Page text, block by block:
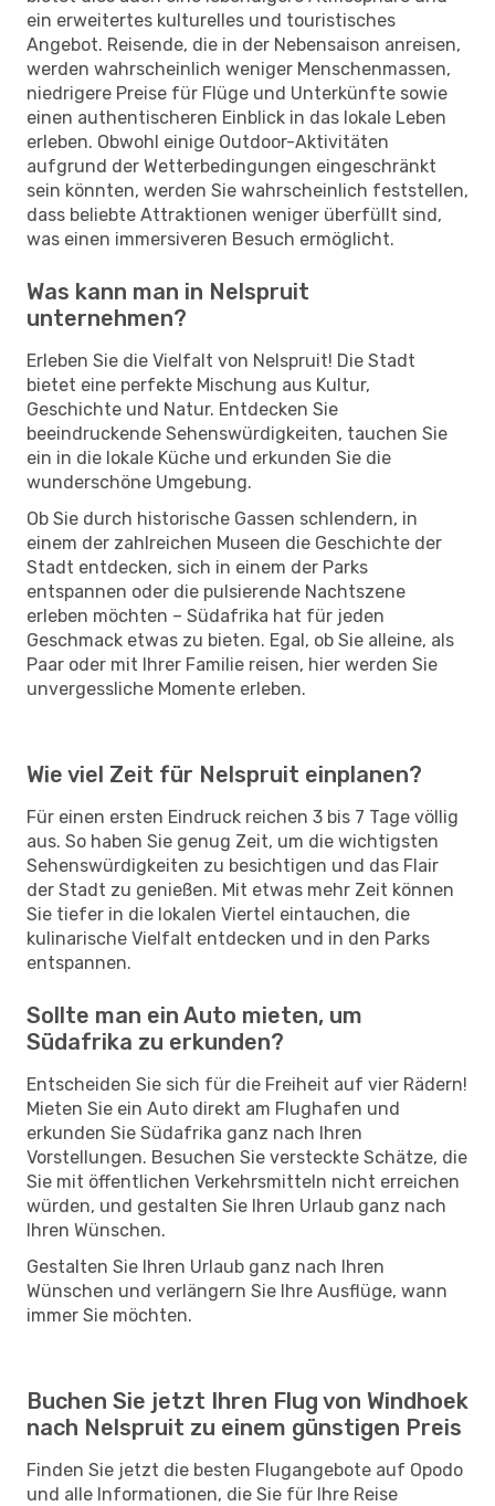
ein erweitertes kulturelles und touristisches
Angebot. Reisende, die in der Nebensaison anreisen,
werden wahrscheinlich weniger Menschenmassen,
niedrigere Preise für Flüge und Unterkünfte sowie
einen authentischeren Einblick in das lokale Leben
erleben. Obwohl einige Outdoor-Aktivitäten
aufgrund der Wetterbedingungen eingeschränkt
sein könnten, werden Sie wahrscheinlich feststellen,
dass beliebte Attraktionen weniger überfüllt sind,
was einen immersiveren Besuch ermöglicht.
Was kann man in Nelspruit
unternehmen?
Erleben Sie die Vielfalt von Nelspruit! Die Stadt
bietet eine perfekte Mischung aus Kultur,
Geschichte und Natur. Entdecken Sie
beeindruckende Sehenswürdigkeiten, tauchen Sie
ein in die lokale Küche und erkunden Sie die
wunderschöne Umgebung.
Ob Sie durch historische Gassen schlendern, in
einem der zahlreichen Museen die Geschichte der
Stadt entdecken, sich in einem der Parks
entspannen oder die pulsierende Nachtszene
erleben möchten – Südafrika hat für jeden
Geschmack etwas zu bieten. Egal, ob Sie alleine, als
Paar oder mit Ihrer Familie reisen, hier werden Sie
unvergessliche Momente erleben.
Wie viel Zeit für Nelspruit einplanen?
Für einen ersten Eindruck reichen 3 bis 7 Tage völlig
aus. So haben Sie genug Zeit, um die wichtigsten
Sehenswürdigkeiten zu besichtigen und das Flair
der Stadt zu genießen. Mit etwas mehr Zeit können
Sie tiefer in die lokalen Viertel eintauchen, die
kulinarische Vielfalt entdecken und in den Parks
entspannen.
Sollte man ein Auto mieten, um
Südafrika zu erkunden?
Entscheiden Sie sich für die Freiheit auf vier Rädern!
Mieten Sie ein Auto direkt am Flughafen und
erkunden Sie Südafrika ganz nach Ihren
Vorstellungen. Besuchen Sie versteckte Schätze, die
Sie mit öffentlichen Verkehrsmitteln nicht erreichen
würden, und gestalten Sie Ihren Urlaub ganz nach
Ihren Wünschen.
Gestalten Sie Ihren Urlaub ganz nach Ihren
Wünschen und verlängern Sie Ihre Ausflüge, wann
immer Sie möchten.
Buchen Sie jetzt Ihren Flug von Windhoek
nach Nelspruit zu einem günstigen Preis
Finden Sie jetzt die besten Flugangebote auf Opodo
und alle Informationen, die Sie für Ihre Reise